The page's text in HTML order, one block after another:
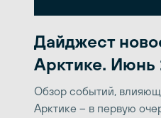
Дайджест
Арктике. Июнь
Обзор событий,
Арктике – в первую